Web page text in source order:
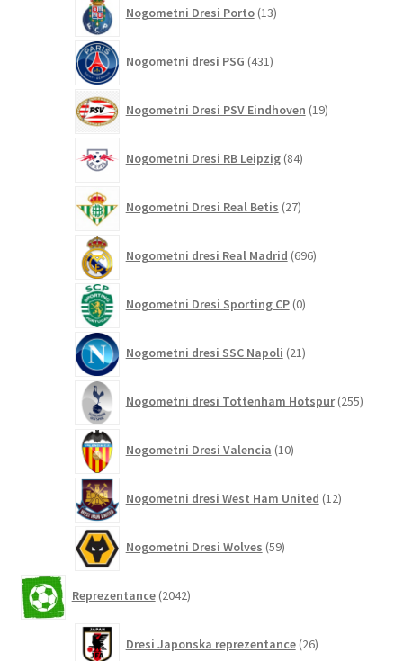
Nogometni Dresi Porto 13izdelkov
Nogometni dresi PSG 431izdelkov
Nogometni Dresi PSV Eindhoven 19izdelkov
Nogometni Dresi RB Leipzig 84izdelkov
Nogometni Dresi Real Betis 27izdelkov
Nogometni dresi Real Madrid 696izdelkov
Nogometni Dresi Sporting CP 0izdelkov
Nogometni dresi SSC Napoli 21izdelkov
Nogometni dresi Tottenham Hotspur 255
Nogometni Dresi Valencia 10izdelkov
Nogometni dresi West Ham United 12izdelkov
Nogometni Dresi Wolves 59izdelkov
Reprezentance 2042izdelkov
Dresi Japonska reprezentance 26izdelkov